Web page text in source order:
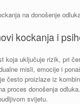
na donošenje
kockanja i
koja uključuje rizik, pri
misli, emocije i
često proizlaze iz
proces donošenja
svijetu.